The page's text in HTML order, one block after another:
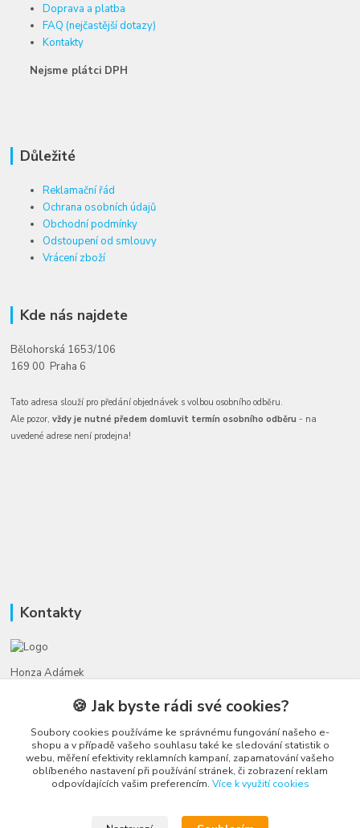
Doprava a platba
FAQ (nejčastější dotazy)
Kontakty
Nejsme plátci DPH
Důležité
Reklamační řád
Ochrana osobních údajů
Obchodní podmínky
Odstoupení od smlouvy
Vrácení zboží
Kde nás najdete
Bělohorská 1653/106
169 00 Praha 6
Tato adresa slouží pro předání objednávek s volbou osobního odběru.
Ale pozor,vždy je nutné předem domluvit termín osobního odběru - na
uvedené adrese není prodejna!
Kontakty
Honza Adámek
(Po-Ne, 9-21 hod.)
honza@autahracky.cz
🍪 Jak byste rádi své cookies?
Soubory cookies používáme ke správnému fungování našeho e-
shopu a v případě vašeho souhlasu také ke sledování statistik o
webu, měření efektivity reklamních kampaní, zapamatování vašeho
oblíbeného nastavení při používání stránek, či zobrazení reklam
odpovídajících vašim preferencím. Více k využití cookies